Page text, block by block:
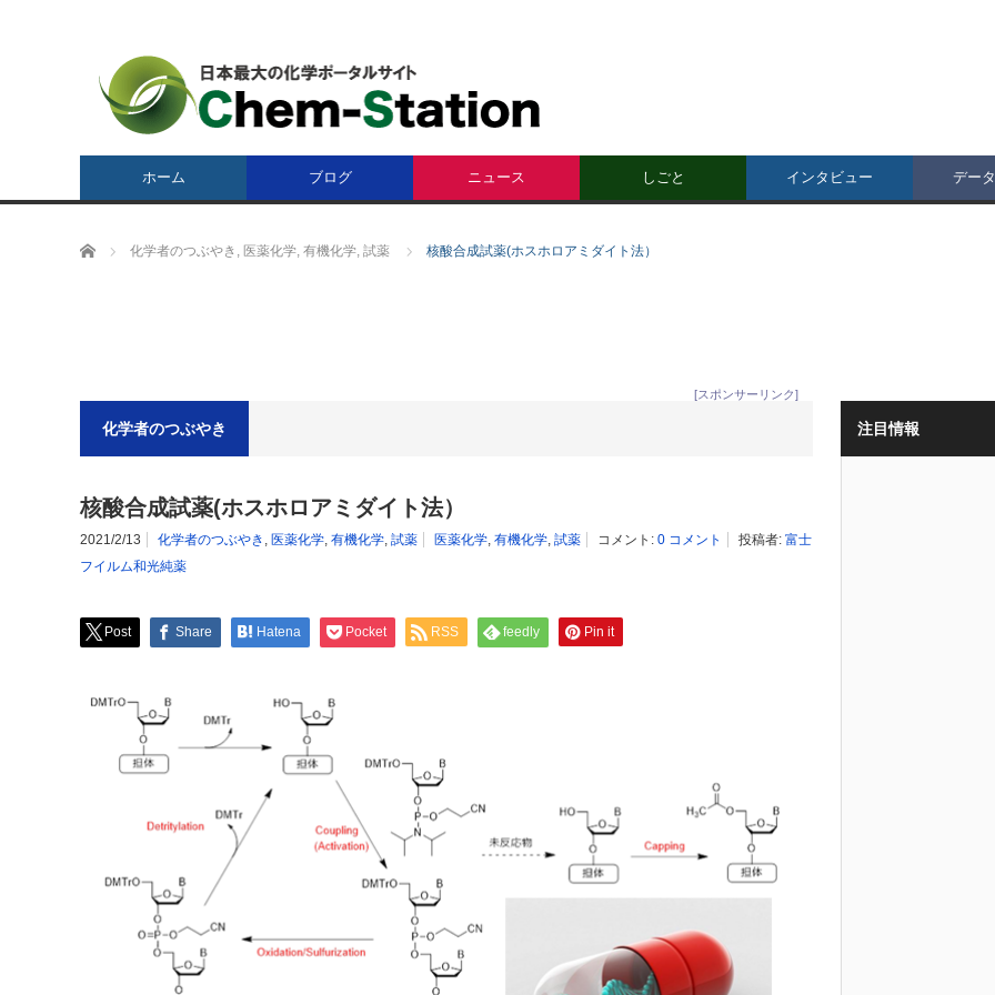
ホーム ブログ ニュース しごと インタビュー デー
ホーム 化学者のつぶやき , 医薬化学, 有機化学, 試薬 核酸合成試薬(ホスホロアミダイト法）
[スポンサーリンク]
化学者のつぶやき
核酸合成試薬(ホスホロアミダイト法）
2021/2/13 化学者のつぶやき , 医薬化学, 有機化学, 試薬 医薬化学, 有機化学, 試薬 コメント: 0 コメント 投稿者: 富士
フイルム和光純薬
Post Share Hatena Pocket RSS feedly Pin it
注目情報